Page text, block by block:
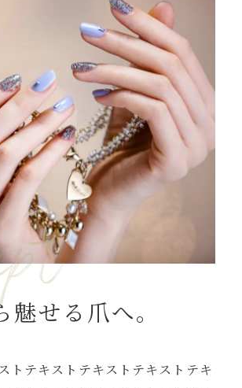
少しでもすぐれない方
日以内に感染症流行地域等への渡航
る方、又は渡航者との濃厚接触が
。
日以内に新型コロナウィルス感染
はその疑いがあると診断された
ラスター発生した場所を訪れた方
はマスクの着用、消毒、検温
をお願いしております。
温で37.5度以上ある方は体調
い場合でもご来店をお断りし
ております。
魅せる爪へ。
トテキストテキストテキストテキ